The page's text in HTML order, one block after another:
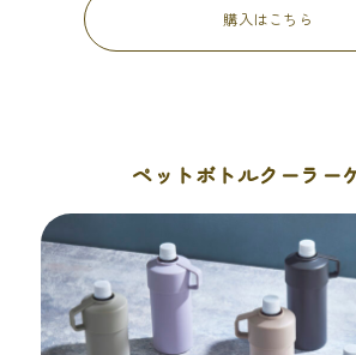
購入はこちら
ペットボトルクーラー